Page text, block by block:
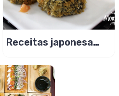
Receitas japonesa